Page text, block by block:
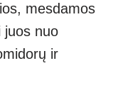
mesdamos
juos nuo
ir